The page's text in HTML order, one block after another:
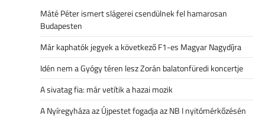
Máté Péter ismert slágerei csendülnek fel hamarosan
Budapesten
Már kaphatók jegyek a következő F1-es Magyar Nagydíjra
Idén nem a Gyógy téren lesz Zorán balatonfüredi koncertje
A sivatag fia: már vetítik a hazai mozik
A Nyíregyháza az Újpestet fogadja az NB I nyitómérkőzésén